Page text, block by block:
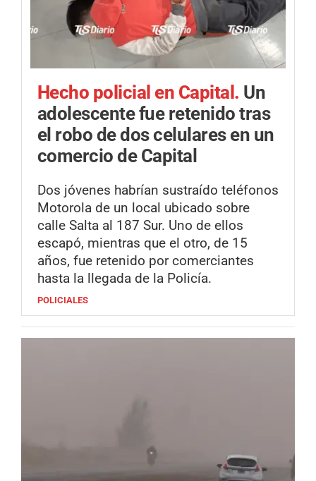
Hecho policial en Capital. Un
adolescente fue retenido tras
el robo de dos celulares en un
comercio de Capital
Dos jóvenes habrían sustraído teléfonos
Motorola de un local ubicado sobre
calle Salta al 187 Sur. Uno de ellos
escapó, mientras que el otro, de 15
años, fue retenido por comerciantes
hasta la llegada de la Policía.
POLICIALES